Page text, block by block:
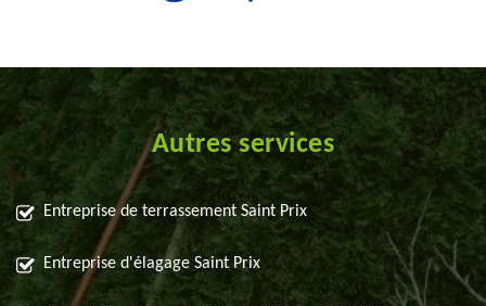
Autres services
Entreprise de terrassement Saint Prix
Entreprise d'élagage Saint Prix